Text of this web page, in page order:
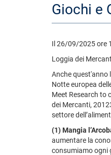
Giochi e
Il 26/09/2025 ore
Loggia dei
Anche quest'anno
Notte europea
Meet Research to
dei Mercanti,
settore
(1) Mangia
aumentare la
consumiamo ogni